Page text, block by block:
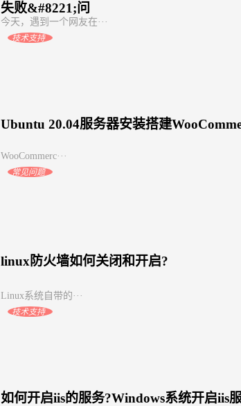
失败&#8221;问
今天，遇到一个网友在···
技术支持
Ubuntu 20.04服务器安装搭建
WooCommerc···
常见问题
linux防火墙如何关闭和开启?
Linux系统自带的···
技术支持
如何开启iis的服务?Windows系统开启iis